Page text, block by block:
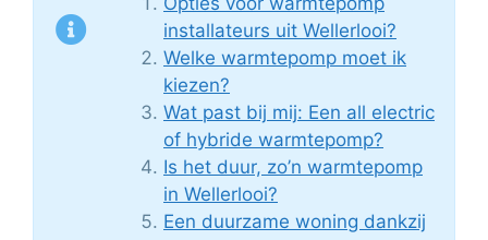
installateurs uit Wellerlooi?
Welke warmtepomp moet ik
kiezen?
Wat past bij mij: Een all electric
of hybride warmtepomp?
Is het duur, zo’n warmtepomp
in Wellerlooi?
Een duurzame woning dankzij